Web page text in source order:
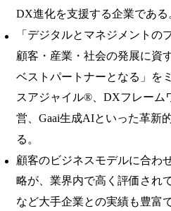
DX進化を支援する企業である
「デジタルとマネジメントの
顧客・産業・社会の発展に資
ベストパートナーとなる」を
スアジャイル®️、DXフレーム
営、Gaai生成AIといった革新
る。
顧客のビジネスモデルに合わ
略が、業界内で高く評価され
など大手企業との実績も豊富